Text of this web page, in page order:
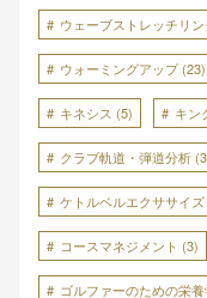
ウェーブストレッチリ
ウォーミングアップ(23)
キネシス (5) キン
クラブ軌道・弾道分析
ケトルベルエクササイズ
コースマネジメント (3)
ゴルファーのための栄